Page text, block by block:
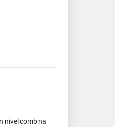
nivel combina